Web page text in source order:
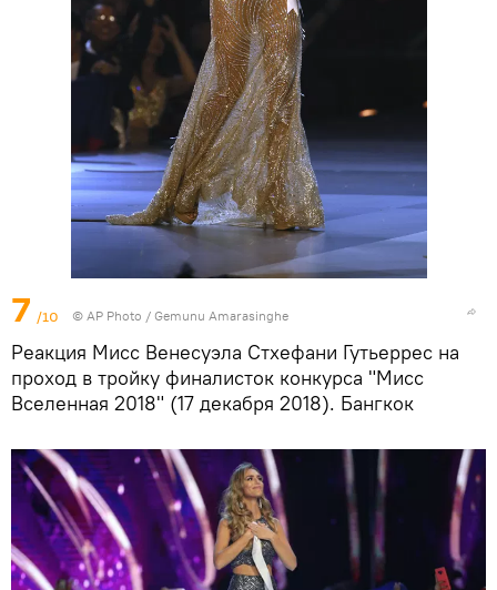
7 /10 © AP Photo / Gemunu Amarasinghe
Реакция Мисс Венесуэла Стхефани Гутьеррес на
проход в тройку финалисток конкурса "Мисс
Вселенная 2018" (17 декабря 2018). Бангкок